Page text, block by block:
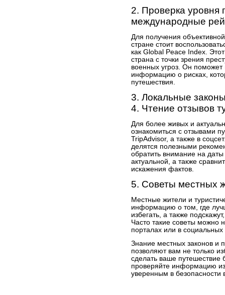
2. Проверка уровня
международные
Для получения
стране стоит
как Global Peace Index.
страна с точки зрения
военных угроз. Он
информацию о рисках,
путешествия.
3. Локальные
4. Чтение отзывов
Для более живых и
ознакомиться с отзывами
TripAdvisor, а также в
делятся полезными
обратить внимание на
актуальной, а также
искажения фактов.
5. Советы местных
Местные жители и
информацию о том, где
избегать, а также
Часто такие советы можно
порталах или в
Знание местных законов и
позволяют вам не только
сделать ваше
проверяйте информацию
уверенным в безопасности